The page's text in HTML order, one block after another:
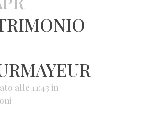
alle 11:43 in